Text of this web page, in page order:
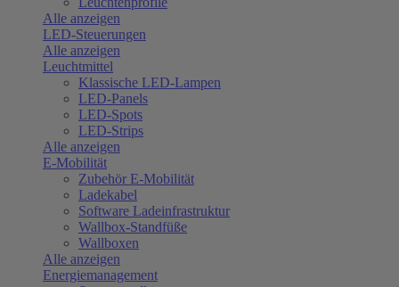
Alle anzeigen
LED-Steuerungen
Alle anzeigen
Leuchtmittel
Klassische LED-Lampen
LED-Panels
LED-Spots
LED-Strips
Alle anzeigen
E-Mobilität
Zubehör E-Mobilität
Ladekabel
Software Ladeinfrastruktur
Wallbox-Standfüße
Wallboxen
Alle anzeigen
Energiemanagement